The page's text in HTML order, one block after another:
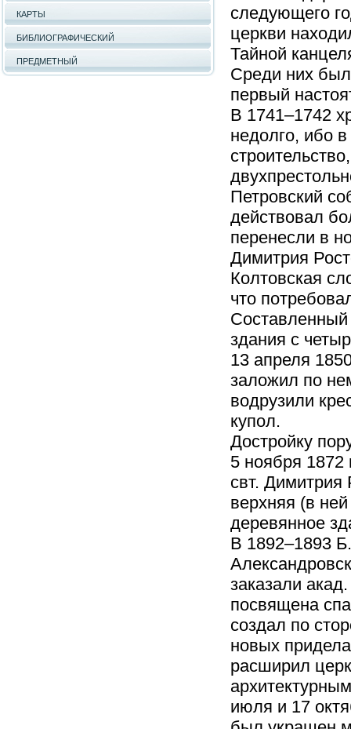
КАРТЫ
БИБЛИОГРАФИЧЕСКИЙ
ПРЕДМЕТНЫЙ
следующего
церкви
Тайной
Среди них
первый
В 1741–1742
недолго, ибо
Петровский
действовал
перенесли в
Димитрия
Колтовская
что
Составленный
здания с
13 апреля
заложил по
водрузили
купол.
Достройку
5 ноября
свт. Димитрия
верхняя (в
деревянное
В 1892–1893
заказали
посвящена
создал по
новых
расширил
июля и 17